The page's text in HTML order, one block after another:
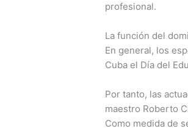
profesional.
La función del
En general, los
Cuba el Día del
Por tanto, las
maestro Roberto
Como medida de